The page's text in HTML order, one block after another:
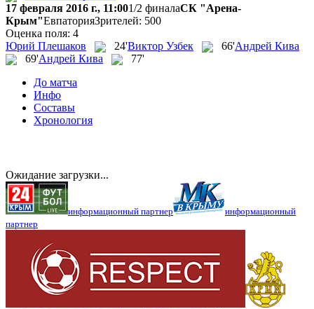
17 февраля 2016 г., 11:001/2 финалаСК "Арена-
Крым"ЕвпаторияЗрителей: 500
Оценка поля: 4
Юрий Плешаков
24'Виктор Узбек 66'Андрей Кива
69'Андрей Кива 77'
До матча
Инфо
Составы
Хронология
Ожидание загрузки...
информационный партнер
информационный
партнер